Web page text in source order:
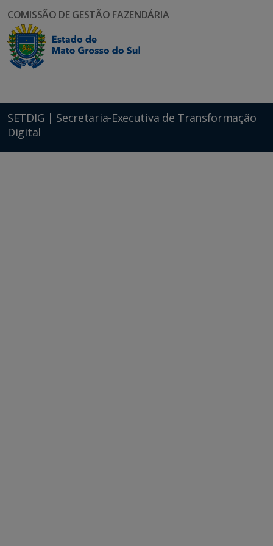
COMISSÃO DE GESTÃO FAZENDÁRIA
SETDIG | Secretaria-Executiva de Transformação
Digital